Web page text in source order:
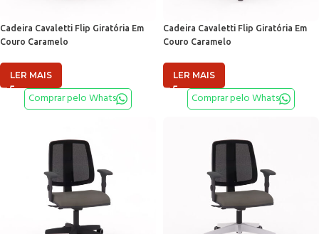
Cadeira Cavaletti Flip Giratória Em
Couro Caramelo
LER MAIS
Comprar pelo Whats
Cadeira Cavaletti Flip Giratória Em
Couro Caramelo
LER MAIS
Comprar pelo Whats